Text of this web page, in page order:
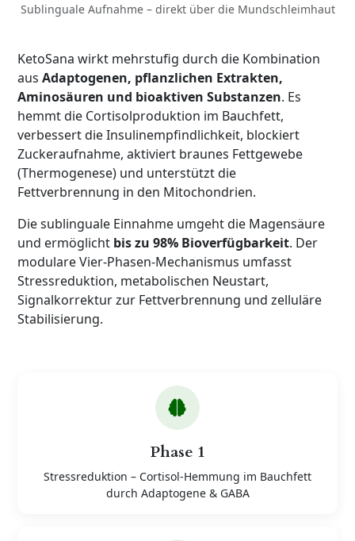
Sublinguale Aufnahme – direkt über die Mundschleimhaut
KetoSana wirkt mehrstufig durch die Kombination
aus Adaptogenen, pflanzlichen Extrakten,
Aminosäuren und bioaktiven Substanzen. Es
hemmt die Cortisolproduktion im Bauchfett,
verbessert die Insulinempfindlichkeit, blockiert
Zuckeraufnahme, aktiviert braunes Fettgewebe
(Thermogenese) und unterstützt die
Fettverbrennung in den Mitochondrien.
Die sublinguale Einnahme umgeht die Magensäure
und ermöglicht bis zu 98% Bioverfügbarkeit. Der
modulare Vier-Phasen-Mechanismus umfasst
Stressreduktion, metabolischen Neustart,
Signalkorrektur zur Fettverbrennung und zelluläre
Stabilisierung.
Phase 1
Stressreduktion – Cortisol-Hemmung im Bauchfett
durch Adaptogene & GABA